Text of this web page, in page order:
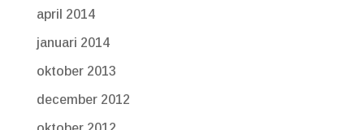
april 2014
januari 2014
oktober 2013
december 2012